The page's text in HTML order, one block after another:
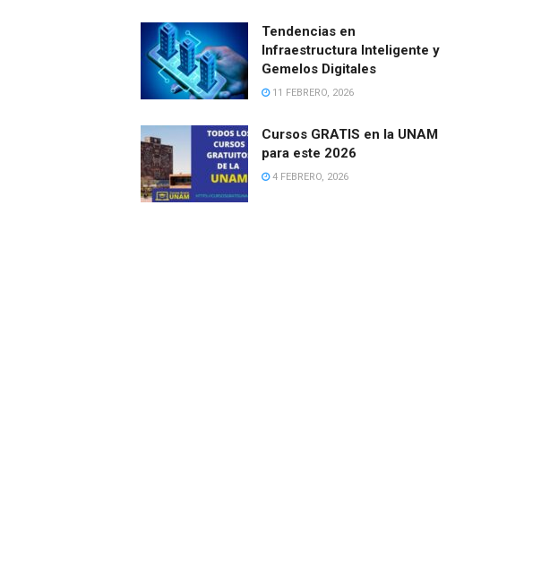
Tendencias en
Infraestructura Inteligente y
Gemelos Digitales
11 FEBRERO, 2026
Cursos GRATIS en la UNAM
para este 2026
4 FEBRERO, 2026